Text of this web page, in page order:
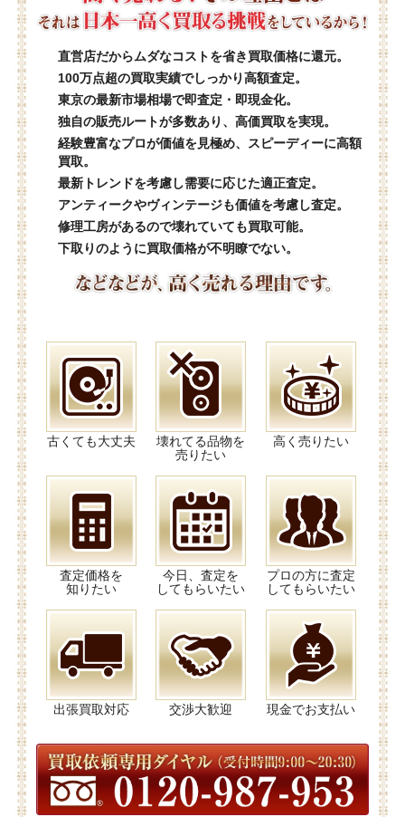
直営店だからムダなコストを省き買取価格に還元。
100万点超の買取実績でしっかり高額査定。
東京の最新市場相場で即査定・即現金化。
独自の販売ルートが多数あり、高価買取を実現。
経験豊富なプロが価値を見極め、スピーディーに高額
買取。
最新トレンドを考慮し需要に応じた適正査定。
アンティークやヴィンテージも価値を考慮し査定。
修理工房があるので壊れていても買取可能。
下取りのように買取価格が不明瞭でない。
古くても大丈夫
壊れてる品物を
売りたい
高く売りたい
査定価格を
知りたい
今日、査定を
してもらいたい
プロの方に査定
してもらいたい
出張買取対応 交渉大歓迎 現金でお支払い